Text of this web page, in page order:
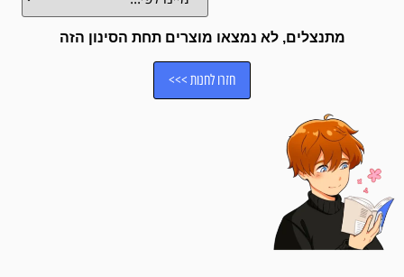
מתנצלים, לא נמצאו מוצרים תחת הסינון הזה
חזרו לחנות >>>